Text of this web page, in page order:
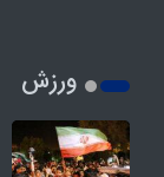
ورزش